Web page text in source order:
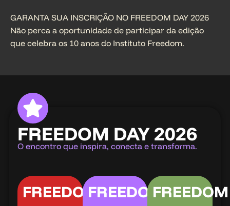
GARANTA SUA INSCRIÇÃO NO FREEDOM DAY 2026
Não perca a oportunidade de participar da edição
que celebra os 10 anos do Instituto Freedom.
FREEDOM DAY 2026
O encontro que inspira, conecta e transforma.
FREEDOMFREEDOMFREEDOM